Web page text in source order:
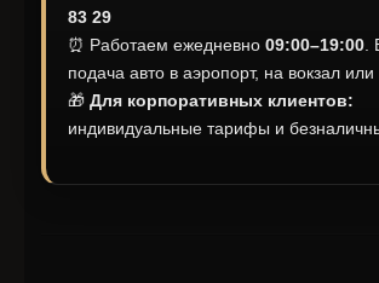
83 29
⏰ Работаем ежедневно 09:00–19:00
подача авто в аэропорт, на вокзал
🎁 Для корпоративных клиентов:
индивидуальные тарифы и